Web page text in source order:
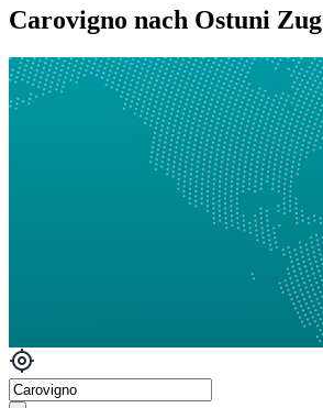
Carovigno nach Ostuni Zug